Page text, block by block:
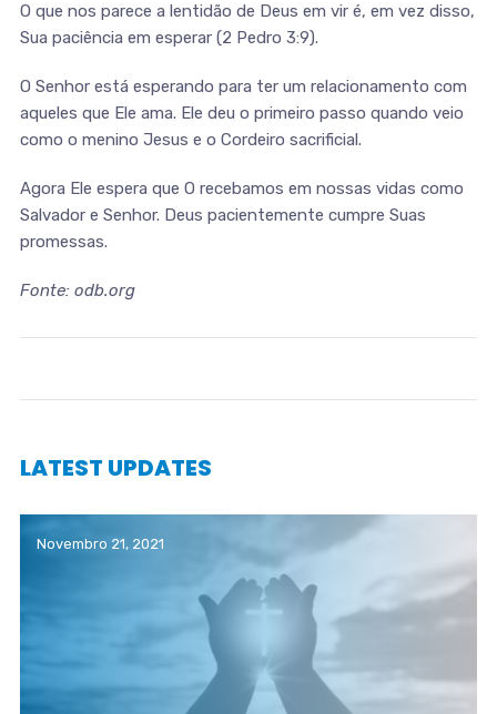
O que nos parece a lentidão de Deus em vir é, em vez disso,
Sua paciência em esperar (2 Pedro 3:9).
O Senhor está esperando para ter um relacionamento com
aqueles que Ele ama. Ele deu o primeiro passo quando veio
como o menino Jesus e o Cordeiro sacrificial.
Agora Ele espera que O recebamos em nossas vidas como
Salvador e Senhor. Deus pacientemente cumpre Suas
promessas.
Fonte: odb.org
LATEST UPDATES
Novembro 21, 2021